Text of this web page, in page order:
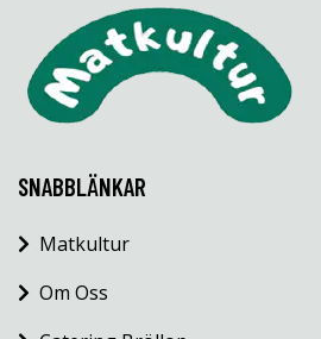
SNABBLÄNKAR
Matkultur
Om Oss